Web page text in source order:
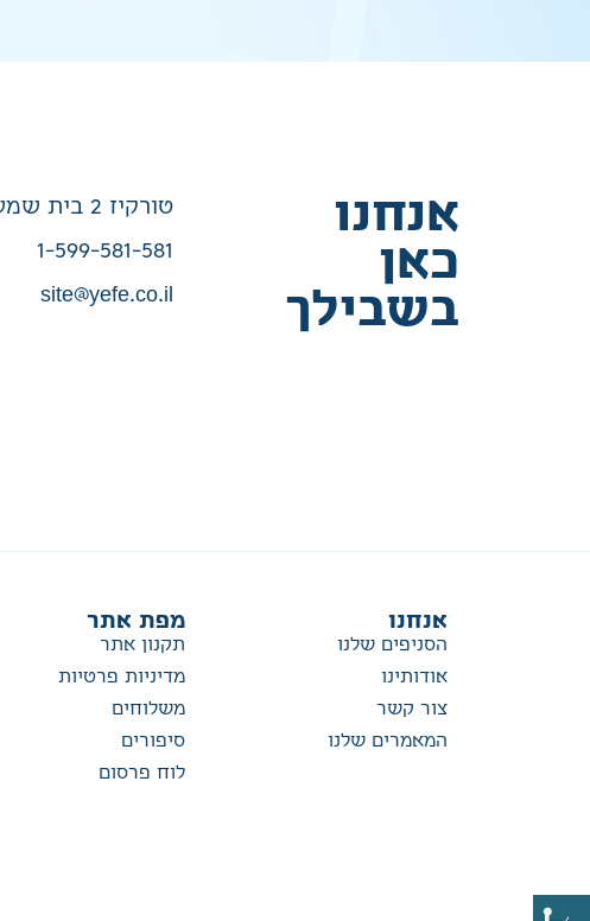
אנחנו
כאן
בשבילך
טורקיז 2 בית שמש
1-599-581-581
site@yefe.co.il
אנחנו
הסניפים שלנו
אודותינו
צור קשר
המאמרים שלנו
מפת אתר
תקנון אתר
מדיניות פרטיות
משלוחים
סיפורים
לוח פרסום